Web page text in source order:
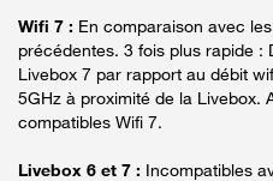
Wifi 7 : En comparaison avec
précédentes. 3 fois plus rapide :
Livebox 7 par rapport au débit
5GHz à proximité de la Livebox.
compatibles Wifi 7.
Livebox 6 et 7 : Incompatibles